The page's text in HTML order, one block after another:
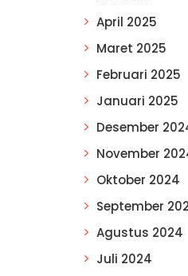
April 2025
Maret 2025
Februari 2025
Januari 2025
Desember
November
Oktober 2024
September
Agustus 2024
Juli 2024